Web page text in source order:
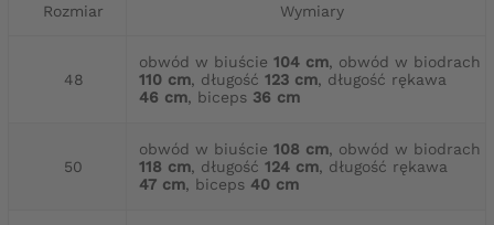
Rozmiar Wymiary
48
obwód w biuście 104 cm, obwód w biodrach
110 cm, długość 123 cm, długość rękawa
46 cm, biceps 36 cm
50
obwód w biuście 108 cm, obwód w biodrach
118 cm, długość 124 cm, długość rękawa
47 cm, biceps 40 cm